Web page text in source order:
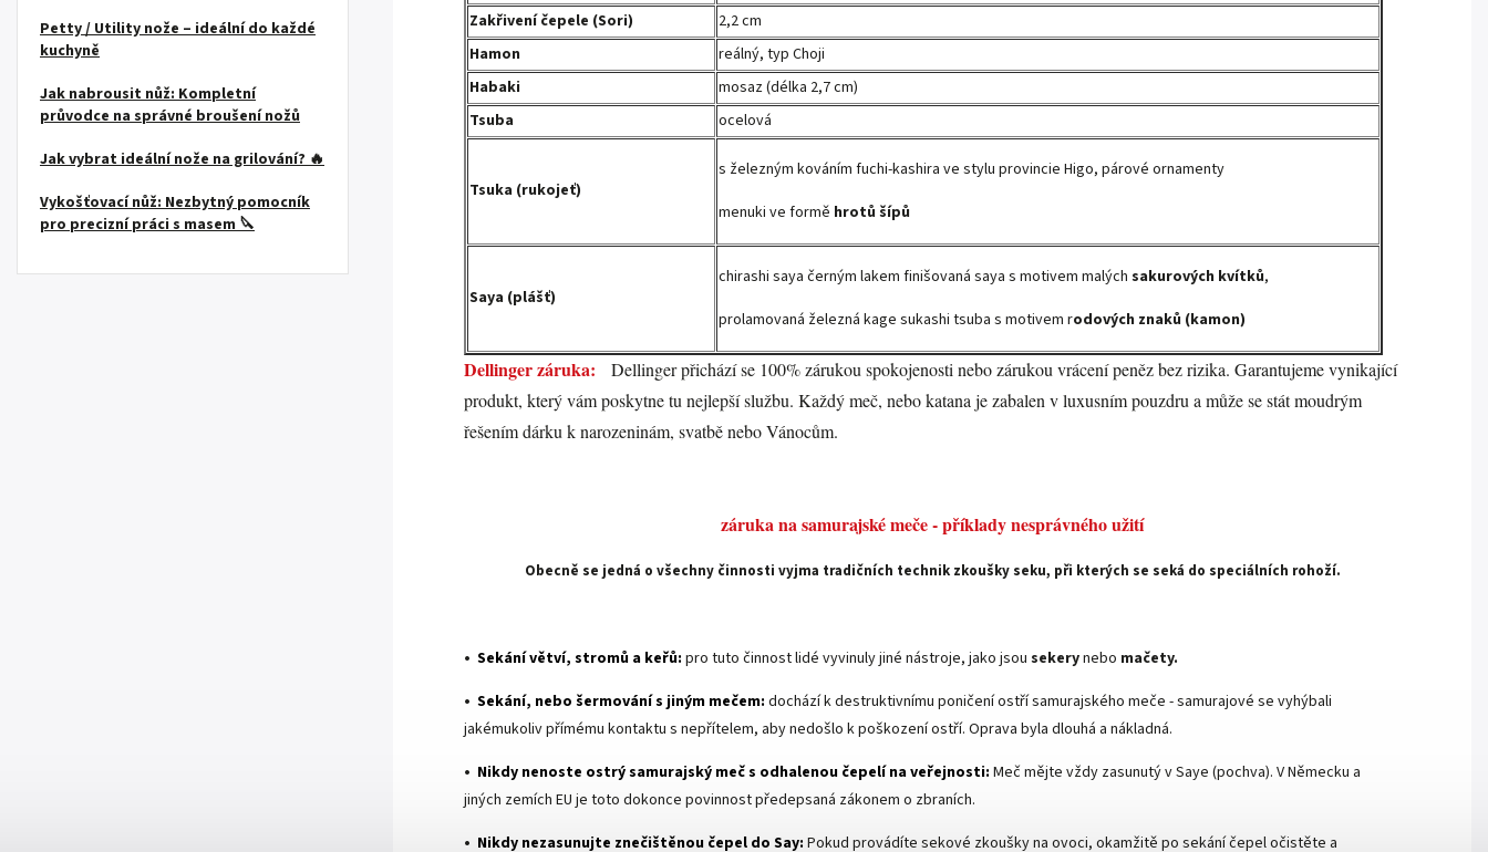
Petty / Utility nože – ideální do každé
kuchyně
Jak nabrousit nůž: Kompletní
průvodce na správné broušení nožů
Jak vybrat ideální nože na grilování? 🔥
Vykošťovací nůž: Nezbytný pomocník
pro precizní práci s masem 🔪
Zakřivení čepele (Sori)
2,2 cm
Hamon
reálný, typ Choji
Habaki
mosaz (délka 2,7 cm)
Tsuba
ocelová
Tsuka (rukojeť)
s železným kováním fuchi-kashira ve stylu provincie Higo, párové ornamenty
menuki ve formě hrotů šípů
Saya (plášť)
chirashi saya černým lakem finišovaná saya s motivem malých sakurových kvítků,
prolamovaná železná kage sukashi tsuba s motivem rodových znaků (kamon)
Dellinger záruka:
Dellinger přichází se 100% zárukou spokojenosti nebo zárukou vrácení peněz bez rizika. Garantujeme vynikající
produkt, který vám poskytne tu nejlepší službu. Každý meč, nebo katana je zabalen v luxusním pouzdru a může se stát moudrým
řešením dárku k narozeninám, svatbě nebo Vánocům.
záruka na samurajské meče - příklady nesprávného užití
Obecně se jedná o všechny činnosti vyjma tradičních technik zkoušky seku, při kterých se seká do speciálních rohoží.
• Sekání větví, stromů a keřů: pro tuto činnost lidé vyvinuly jiné nástroje, jako jsou sekerynebo mačety.
• Sekání, nebo šermování s jiným mečem: dochází k destruktivnímu poničení ostří samurajského meče - samurajové se vyhýbali
jakémukoliv přímému kontaktu s nepřítelem, aby nedošlo k poškození ostří. Oprava byla dlouhá a nákladná.
• Nikdy nenoste ostrý samurajský meč s odhalenou čepelí na veřejnosti: Meč mějte vždy zasunutý v Saye (pochva). V Německu a
jiných zemích EU je toto dokonce povinnost předepsaná zákonem o zbraních.
• Nikdy nezasunujte znečištěnou čepel do Say: Pokud provádíte sekové zkoušky na ovoci, okamžitě po sekání čepel očistěte a